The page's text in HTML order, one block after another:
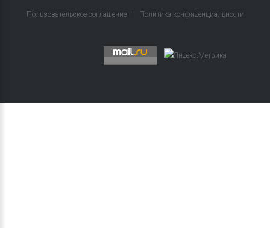
Пользовательское соглашение Политика конфиденциальности